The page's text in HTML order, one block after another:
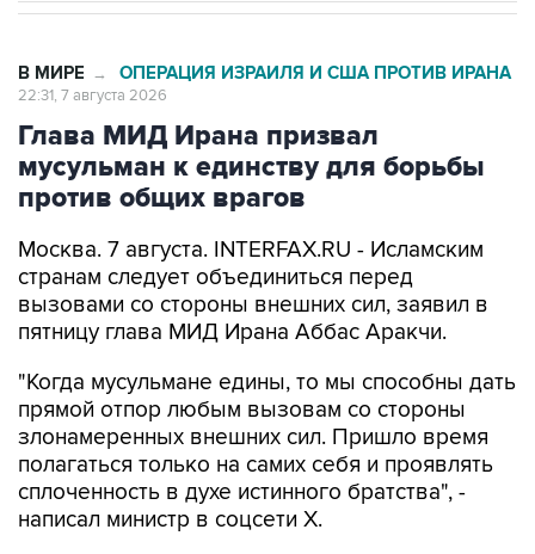
В МИРЕ → ОПЕРАЦИЯ ИЗРАИЛЯ И США ПРОТИВ ИРАНА
22:31, 7 августа 2026
Глава МИД Ирана призвал
мусульман к единству для борьбы
против общих врагов
Москва. 7 августа. INTERFAX.RU - Исламским
странам следует объединиться перед
вызовами со стороны внешних сил, заявил в
пятницу глава МИД Ирана Аббас Аракчи.
"Когда мусульмане едины, то мы способны дать
прямой отпор любым вызовам со стороны
злонамеренных внешних сил. Пришло время
полагаться только на самих себя и проявлять
сплоченность в духе истинного братства", -
написал министр в соцсети Х.